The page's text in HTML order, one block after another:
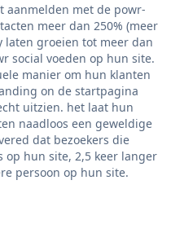
aanmelden met de powr-
meer dan 250% (meer
laten groeien tot meer dan
social voeden op hun site.
manier om hun klanten
on de startpagina
uitzien. het laat hun
naadloos een geweldige
dat bezoekers die
hun site, 2,5 keer langer
persoon op hun site.